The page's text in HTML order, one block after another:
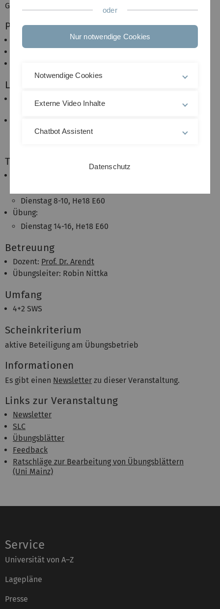
Grundbegriffe aus der Funktionalanalysis
Prüfungsrelevanz
Diplom (Wirtschafts-)Mathematik
Literatur
E. Zeidler: Nonlinear functional analsysis and its
applications, Springer 1985-1988
space and nonlinear partial differential equation,
Termine
Dienstag 8-10, He18 E60
Übung:
Dienstag 14-16, He18 E60
Betreuung
Dozent: Prof. Dr. Arendt
Übungsleiter: Robin Nittka
Umfang
4+2 SWS
Scheinkriterium
aktive Beteiligung am Übungsbetrieb
Informationen
Es gibt einen Newsletter zu dieser Veranstaltung.
Links zur Veranstaltung
Newsletter
SLC
Übungsblätter
Feedback
Ratschläge zur Bearbeitung von Übungsblättern
(Uni Mainz)
Service
Universität von A–Z
Lagepläne
Presse
oder
Nur notwendige Cookies
Notwendige Cookies
Externe Video Inhalte
Chatbot Assistent
Datenschutz